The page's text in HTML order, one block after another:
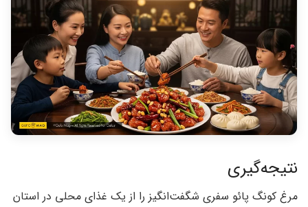
نتیجه‌گیری
مرغ کونگ پائو سفری شگفت‌انگیز را از یک غذای محلی در استان